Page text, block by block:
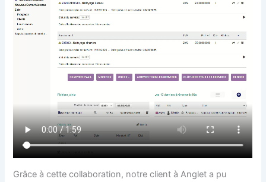
Grâce à cette collaboration, notre client à Anglet a pu